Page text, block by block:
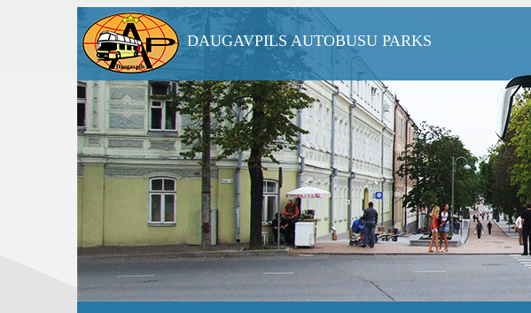
DAUGAVPILS AUTOBUSU PARKS